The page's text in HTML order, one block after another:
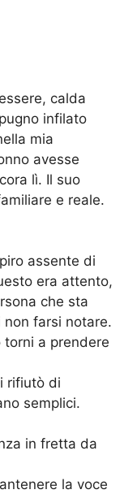
calda
infilato
mia
avesse
lì. Il suo
e reale.
assente di
era attento,
che sta
farsi notare.
torni a prendere
rifiutò di
semplici.
in fretta da
la voce